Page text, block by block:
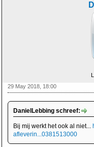
29 May 2018, 18:00
DanielLebbing schreef:
Bij mij werkt het ook al niet...
afleverin...0381513000